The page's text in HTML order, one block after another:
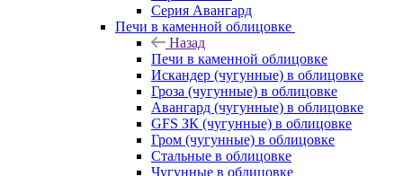
Серия Авангард
Печи в каменной облицовке
Назад
Печи в каменной облицовке
Искандер (чугунные) в облицовке
Гроза (чугунные) в облицовке
Авангард (чугунные) в облицовке
GFS ЗК (чугунные) в облицовке
Гром (чугунные) в облицовке
Стальные в облицовке
Чугунные в облицовке